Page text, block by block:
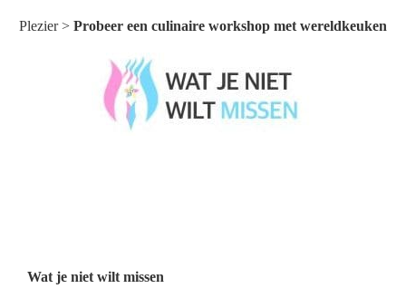
Plezier> Probeer een culinaire workshop met wereldkeuken
Wat je niet wilt missen